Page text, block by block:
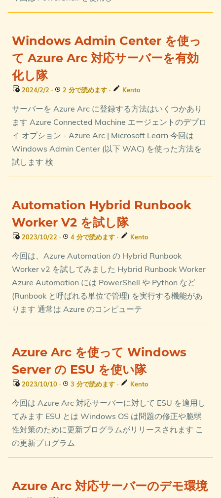
Windows Admin Center を使っ
て Azure Arc 対応サーバーを有効
化し隊
2024/2/2 · 2 分で読めます · Kento
サーバーを Azure Arc に登録する方法はいくつかあり
ます Azure Connected Machine エージェントのデプロ
イ オプション - Azure Arc | Microsoft Learn 今回は
Windows Admin Center (以下 WAC) を使った方法を
試します 検
Automation Hybrid Runbook
Worker V2 を試し隊
2023/10/22 · 4 分で読めます · Kento
今回は、Azure Automation の Hybrid Runbook
Worker v2 を試してみました Hybrid Runbook Worker
Azure Automation には PowerShell や Python など
(Runbook と呼ばれる単位で管理) を実行する機能があ
ります 通常は Azure のコンピューテ
Azure Arc を使って Windows
Server の ESU を使い隊
2023/10/10 · 3 分で読めます · Kento
今回は Azure Arc 対応サーバーに対して ESU を適用し
てみます ESU とは Windows OS は問題の修正や脆弱
性対策のために更新プログラムがリリースされます こ
の更新プログラム
Azure Arc 対応サーバーのデモ環境